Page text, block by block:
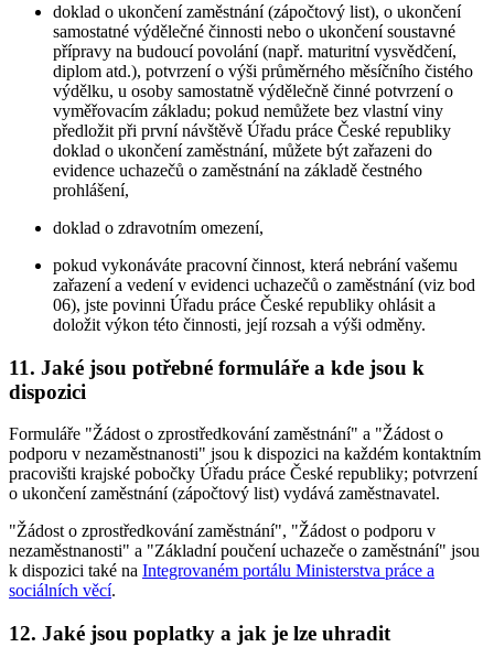
doklad o ukončení zaměstnání (zápočtový list), o ukončení
samostatné výdělečné činnosti nebo o ukončení soustavné
přípravy na budoucí povolání (např. maturitní vysvědčení,
diplom atd.), potvrzení o výši průměrného měsíčního čistého
výdělku, u osoby samostatně výdělečně činné potvrzení o
vyměřovacím základu; pokud nemůžete bez vlastní viny
předložit při první návštěvě Úřadu práce České republiky
doklad o ukončení zaměstnání, můžete být zařazeni do
evidence uchazečů o zaměstnání na základě čestného
prohlášení,
doklad o zdravotním omezení,
pokud vykonáváte pracovní činnost, která nebrání vašemu
zařazení a vedení v evidenci uchazečů o zaměstnání (viz bod
06), jste povinni Úřadu práce České republiky ohlásit a
doložit výkon této činnosti, její rozsah a výši odměny.
11. Jaké jsou potřebné formuláře a kde jsou k
dispozici
Formuláře "Žádost o zprostředkování zaměstnání" a "Žádost o
podporu v nezaměstnanosti" jsou k dispozici na každém kontaktním
pracovišti krajské pobočky Úřadu práce České republiky; potvrzení
o ukončení zaměstnání (zápočtový list) vydává zaměstnavatel.
"Žádost o zprostředkování zaměstnání", "Žádost o podporu v
nezaměstnanosti" a "Základní poučení uchazeče o zaměstnání" jsou
k dispozici také na Integrovaném portálu Ministerstva práce a
sociálních věcí.
12. Jaké jsou poplatky a jak je lze uhradit